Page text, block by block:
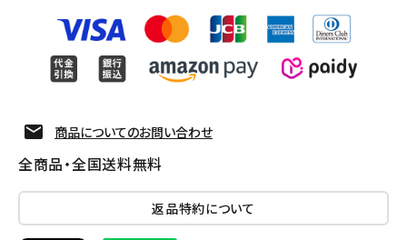
商品についてのお問い合わせ
全商品・全国送料無料
返品特約について